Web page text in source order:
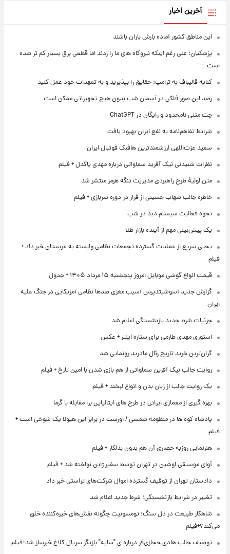
آخرین اخبار
این مناطق کشور آماده بارش باران باشند
پزشکیان: علی رغم اینکه نیروگاه های ما را زدند اما قطعی برق بسیار کم تر شده
است
کنایه قالیباف به ترامپ: حقایق را بپذیرید و به تعهدات خود عمل کنید
رصد این صور فلکی در آسمان شب بدون هیچ تجهیزاتی ممکن است
چت متنی نامحدود و رایگان در ChatGPT
شرایط تفاهم‌نامه به نفع ایران بهبود یافت
سعید عزت‌اللهی ارزشمندترین هافبک فوتبال ایران
نظرات شنیدنی نیک آفرید سماواتی درباره مهدی پاکدل + فیلم
متن اولیۀ طرح راهبردی مدیریت تنگه هرمز منتشر شد
خاطره جالب شهاب حسینی از فرار در دوره سربازی + فیلم
نحوه فعالیت سیستم دید در شب
یک پیش‌بینی مهم از آینده بازار طلا
یحیی سریع از عملیات گسترده تجمعات نظامی وابسته به عربستان خبر داد +
فیلم
قیمت انواع گوشی موبایل امروز پنجشنبه ۱۵ مرداد ۱۴۰۵ + جدول
گزارش جدید آسوشیتدپرس آسیب مغزی صدها نظامی آمریکایی در جنگ علیه
ایران
جزئیات شرط جدید بازنشستگی اعلام شد
استوری مهدی طارمی برای ستاره اینتر + عکس
گران‌ترین خرید تاریخ رئال مادرید رونمایی شد
روایت جالب نیک آفرین سماواتی از هم بازی شدن با امین تارخ + فیلم
یک روایت جالب از زبان بدن و انواع لبخند + فیلم
بهره گیری از معماری ایرانی در طرح های ایتالیایی برا مقابله با گرما
پادشاه کوه ها در منظومه شمسی / اورست در برابر این هیولا یک شوخی است +
فیلم
هنرنمایی روزبه حصاری آن هم بدون بدلکار + فیلم
آوای موسیقی اوشین در تهران توسط سفیر ژاپن نواخته شد + فیلم
دادستان تهران از توقیف گسترده اموال شرکت‌های تراستی خبر داد
تغییر در شرایط بازنشستگی؛ شرط جدید اعلام شد
شاهکار طبیعت در دل سنگ؛ تومسونیت چگونه نقش‌های خیره‌کننده خلق
می‌کند؟+فیلم
توصیف جالب هادی حجازی‌فر درباره ی "سایه" بازیگر سریال کلاغ خبرساز شد+فیلم